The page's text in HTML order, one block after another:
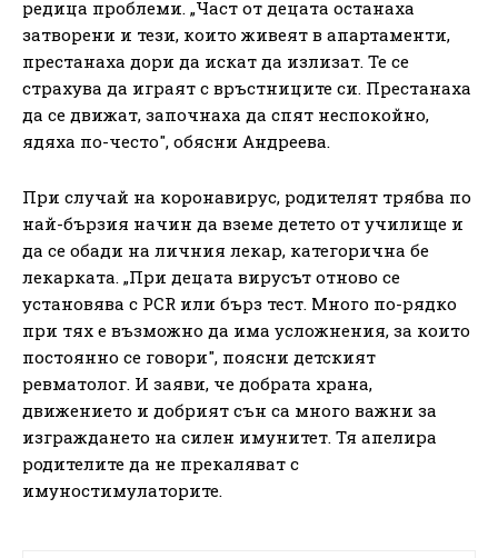
редица проблеми. „Част от децата останаха
затворени и тези, които живеят в апартаменти,
престанаха дори да искат да излизат. Те се
страхува да играят с връстниците си. Престанаха
да се движат, започнаха да спят неспокойно,
ядяха по-често", обясни Андреева.
При случай на коронавирус, родителят трябва по
най-бързия начин да вземе детето от училище и
да се обади на личния лекар, категорична бе
лекарката. „При децата вирусът отново се
установява с PCR или бърз тест. Много по-рядко
при тях е възможно да има усложнения, за които
постоянно се говори", поясни детският
ревматолог. И заяви, че добрата храна,
движението и добрият сън са много важни за
изграждането на силен имунитет. Тя апелира
родителите да не прекаляват с
имуностимулаторите.